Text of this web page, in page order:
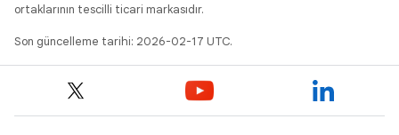
ortaklarının tescilli ticari markasıdır.
Son güncelleme tarihi: 2026-02-17 UTC.